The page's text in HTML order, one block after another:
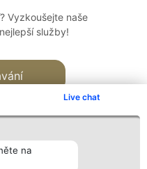
Live chat
na
Vyzkoušejte naše
služby!